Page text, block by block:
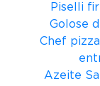
Piselli
Golose
Chef
Azeite